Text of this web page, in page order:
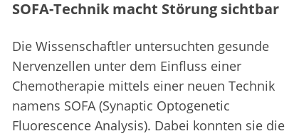
SOFA-Technik macht Störung sichtbar
Die Wissenschaftler untersuchten gesunde
Nervenzellen unter dem Einfluss einer
Chemotherapie mittels einer neuen Technik
namens SOFA (Synaptic Optogenetic
Fluorescence Analysis). Dabei konnten sie die